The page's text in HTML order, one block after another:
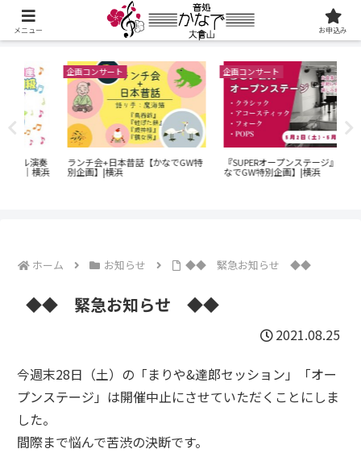
企画コンサート
ランチ会+日本昔話【かなでGW特
別企画】|横浜
企画コンサート
『SUPERオープンステージ』【か
なでGW特別企画】|横浜
ホーム お知らせ ◆◆ 緊急お知らせ ◆◆
◆◆ 緊急お知らせ ◆◆
2021.08.25
今週末28日（土）の「まりや&達郎セッション」「オー
プンステージ」は開催中止にさせていただくことにしま
した。
間際まで悩んで苦渋の決断です。
メニュー お申込み